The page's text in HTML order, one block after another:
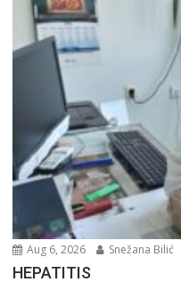
Aug 6, 2026 Snežana Bilić
HEPATITIS